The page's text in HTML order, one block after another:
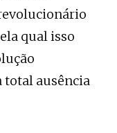
qual isso
total ausência